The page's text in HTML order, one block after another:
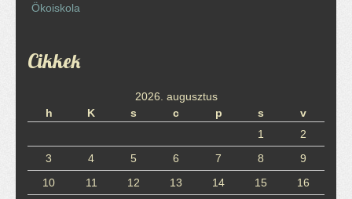
Ökoiskola
Cikkek
2026. augusztus
h
K s c p s
v
1
2
3
4 5 6 7 8
9
10
11 12 13 14 15
16